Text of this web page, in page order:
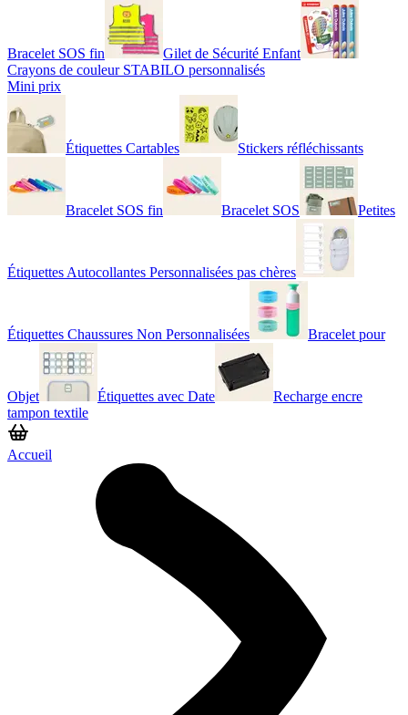
Bracelet SOS fin
Gilet de Sécurité Enfant
Crayons de couleur STABILO personnalisés
Mini prix
Étiquettes Cartables Stickers réfléchissants
Bracelet SOS fin Bracelet SOS Petites
Étiquettes Autocollantes Personnalisées pas chères
Étiquettes Chaussures Non Personnalisées Bracelet pour
Objet Étiquettes avec Date
Recharge encre
tampon textile
Accueil